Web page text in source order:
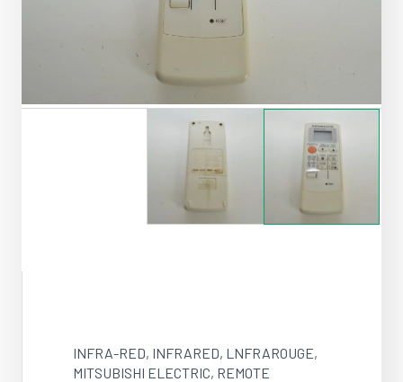
INFRA-RED, INFRARED, LNFRAROUGE,
MITSUBISHI ELECTRIC, REMOTE